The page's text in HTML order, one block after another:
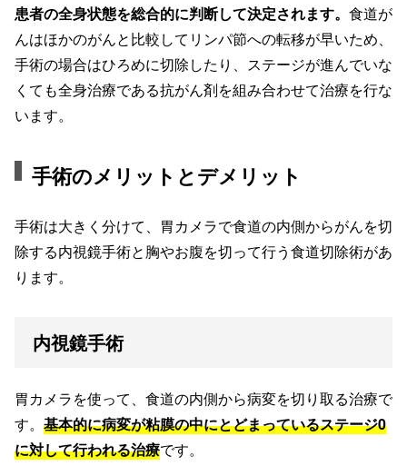
患者の全身状態を総合的に判断して決定されます。 食道が
んはほかのがんと比較してリンパ節への転移が早いため、
手術の場合はひろめに切除したり、ステージが進んでいな
くても全身治療である抗がん剤を組み合わせて治療を行な
います。
手術のメリットとデメリット
手術は大きく分けて、胃カメラで食道の内側からがんを切
除する内視鏡手術と胸やお腹を切って行う食道切除術があ
ります。
内視鏡手術
胃カメラを使って、食道の内側から病変を切り取る治療で
す。 基本的に病変が粘膜の中にとどまっているステージ0
に対して行われる治療です。